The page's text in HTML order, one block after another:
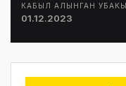
КАБЫЛ АЛЫНГАН
01.12.2023